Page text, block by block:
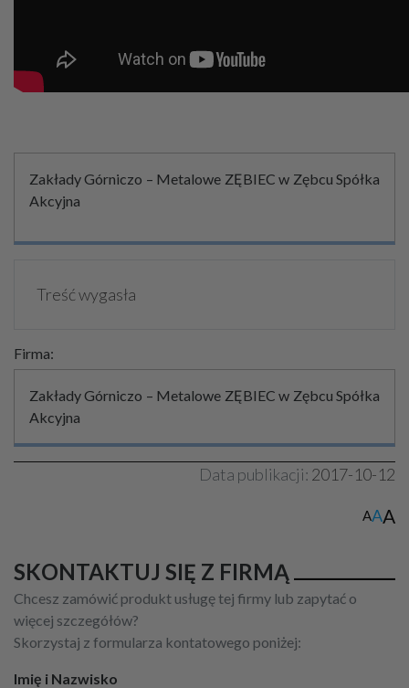
Zakłady Górniczo – Metalowe ZĘBIEC w Zębcu Spółka
Akcyjna
Treść wygasła
Firma:
Zakłady Górniczo – Metalowe ZĘBIEC w Zębcu Spółka
Akcyjna
Data publikacji: 2017-10-12
AAA
SKONTAKTUJ SIĘ Z FIRMĄ
Chcesz zamówić produkt usługę tej firmy lub zapytać o
więcej szczegółów?
Skorzystaj z formularza kontatowego poniżej:
Imię i Nazwisko